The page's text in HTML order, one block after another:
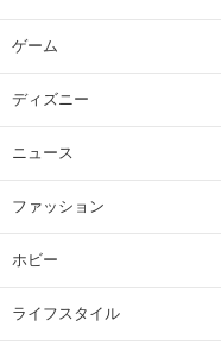
ゲーム
ディズニー
ニュース
ファッション
ホビー
ライフスタイル